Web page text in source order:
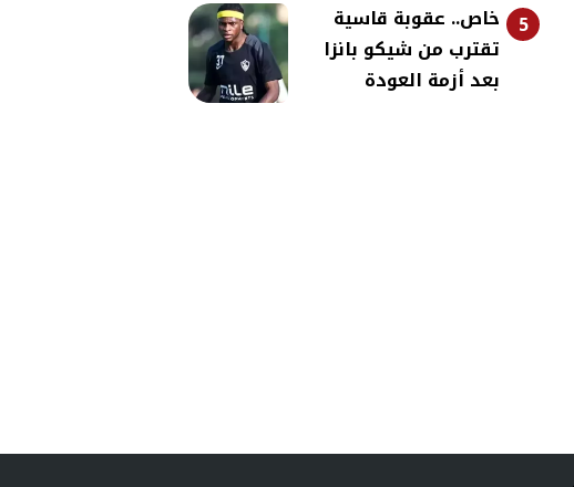
5
خاص.. عقوبة قاسية
تقترب من شيكو بانزا
بعد أزمة العودة